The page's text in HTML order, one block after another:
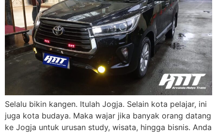
Selalu bikin kangen. Itulah Jogja. Selain kota pelajar, ini
juga kota budaya. Maka wajar jika banyak orang datang
ke Jogja untuk urusan study, wisata, hingga bisnis. Anda